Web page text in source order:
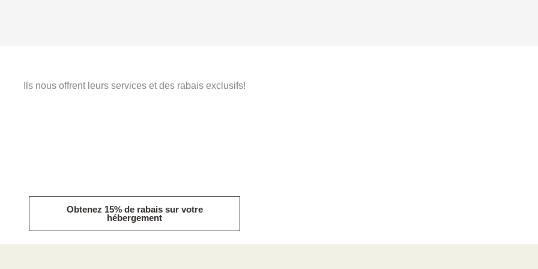
Ils nous offrent leurs services et des rabais exclusifs!
Obtenez 15% de rabais sur votre
hébergement